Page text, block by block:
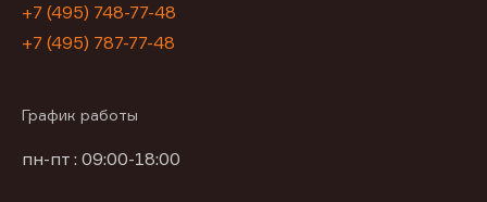
+7 (495) 748-77-48
+7 (495) 787-77-48
График работы
пн-пт : 09:00-18:00